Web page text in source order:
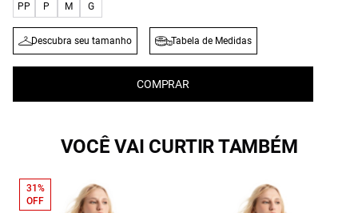
PP P M G
Descubra seu tamanho Tabela de Medidas
COMPRAR
VOCÊ VAI CURTIR TAMBÉM
31%
OFF